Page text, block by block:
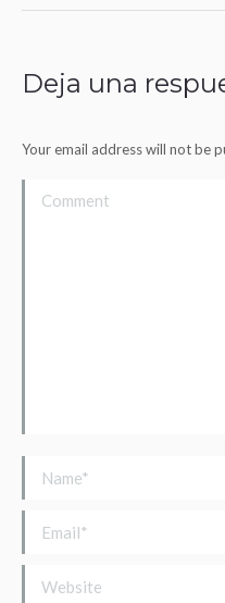
Deja una
Your email address will not be
Comment
Name *
Email *
Website